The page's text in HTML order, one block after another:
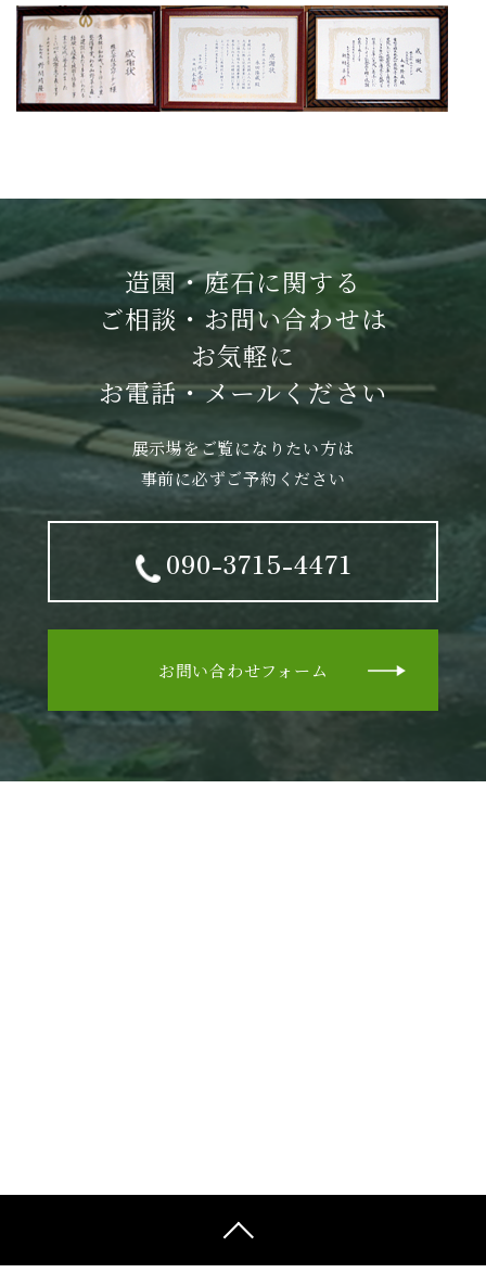
造園・庭石に関する
ご相談・お問い合わせは
お気軽に
お電話・メールください
展示場をご覧になりたい方は
事前に必ずご予約ください
090-3715-4471
お問い合わせフォーム